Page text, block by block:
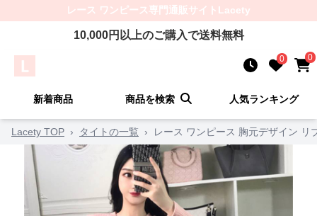
レース ワンピース専門通販サイト Lacety
10,000円以上のご購入で送料無料
0 0
新着商品 商品を検索 人気ランキング
Lacety TOP › タイトの一覧 › レース ワンピース 胸元デザイン リ